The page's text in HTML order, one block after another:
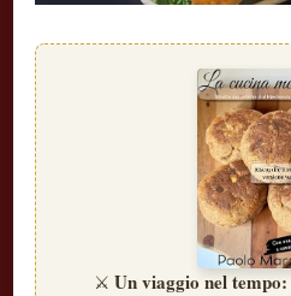
⚔️ Un viaggio nel tempo: